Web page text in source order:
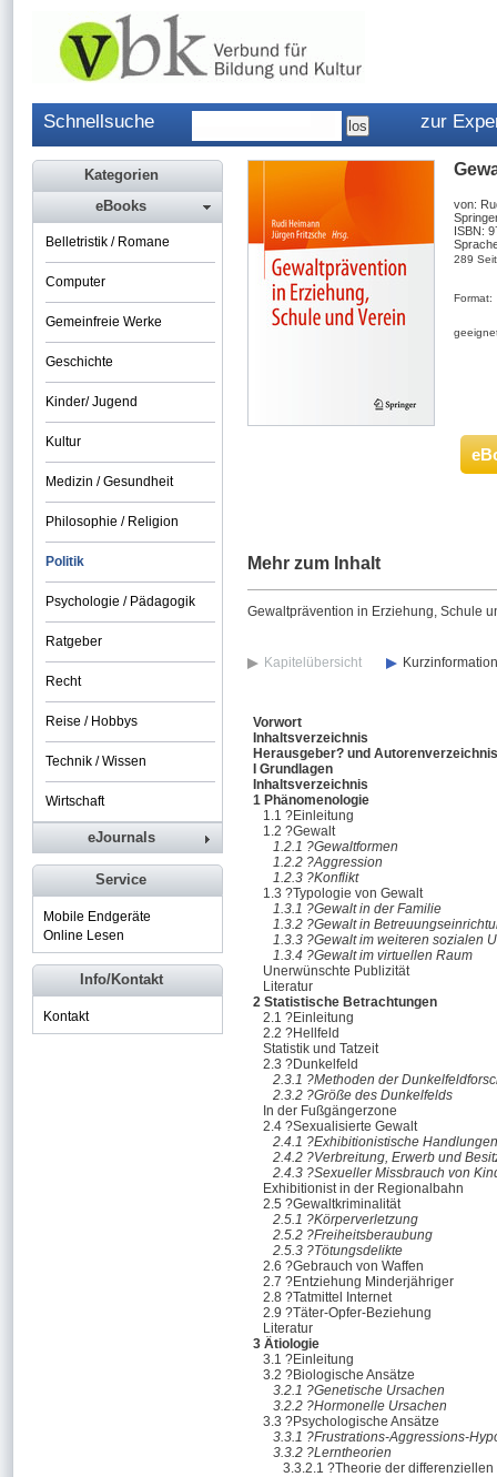
Schnellsuche zur
von:
ISBN:
289
Format:
Mehr zum Inhalt
Gewaltprävention in Erziehung, Schule
Kapitelübersicht Kurzinformation
Vorwort
Inhaltsverzeichnis
Herausgeber? und Autorenverzeichnis
I Grundlagen
Inhaltsverzeichnis
1 Phänomenologie
1.1 ?Einleitung
1.2 ?Gewalt
1.2.1 ?Gewaltformen
1.2.2 ?Aggression
1.2.3 ?Konflikt
1.3 ?Typologie von Gewalt
1.3.1 ?Gewalt in der Familie
1.3.2 ?Gewalt in
1.3.3 ?Gewalt im weiteren sozialen
1.3.4 ?Gewalt im virtuellen Raum
Unerwünschte Publizität
Literatur
2 Statistische Betrachtungen
2.1 ?Einleitung
2.2 ?Hellfeld
Statistik und Tatzeit
2.3 ?Dunkelfeld
2.3.1 ?Methoden der
2.3.2 ?Größe des Dunkelfelds
In der Fußgängerzone
2.4 ?Sexualisierte Gewalt
2.4.1 ?Exhibitionistische Handlungen
2.4.2 ?Verbreitung, Erwerb und
2.4.3 ?Sexueller Missbrauch von
Exhibitionist in der Regionalbahn
2.5 ?Gewaltkriminalität
2.5.1 ?Körperverletzung
2.5.2 ?Freiheitsberaubung
2.5.3 ?Tötungsdelikte
2.6 ?Gebrauch von Waffen
2.7 ?Entziehung Minderjähriger
2.8 ?Tatmittel Internet
2.9 ?Täter-Opfer-Beziehung
Literatur
3 Ätiologie
3.1 ?Einleitung
3.2 ?Biologische Ansätze
3.2.1 ?Genetische Ursachen
3.2.2 ?Hormonelle Ursachen
3.3 ?Psychologische Ansätze
3.3.1 ?Frustrations-Aggressions-
3.3.2 ?Lerntheorien
3.3.2.1 ?Theorie der differenziellen
Kategorien
eBooks
Belletristik / Romane
Computer
Gemeinfreie Werke
Geschichte
Kinder/ Jugend
Kultur
Medizin / Gesundheit
Philosophie / Religion
Politik
Psychologie / Pädagogik
Ratgeber
Recht
Reise / Hobbys
Technik / Wissen
Wirtschaft
eJournals
Service
Mobile Endgeräte
Online Lesen
Info/Kontakt
Kontakt